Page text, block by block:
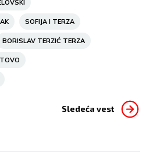
SOFIJA I TERZA
BORISLAV TERZIĆ TERZA
Sledeća vest